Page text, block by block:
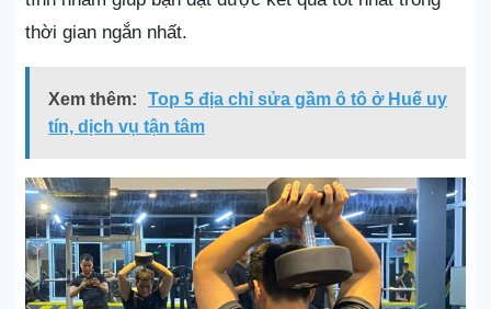
thời gian ngắn nhất.
Xem thêm:
Top 5 địa chỉ sửa gầm ô tô ở Huế uy
tín, dịch vụ tận tâm